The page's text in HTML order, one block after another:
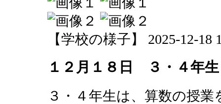
【学校の様子】 2025-12-18
１２月１８日 ３・４年
３・４年生は、算数の授